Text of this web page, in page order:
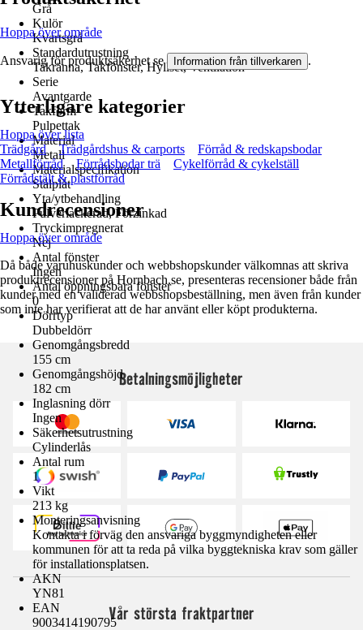
Grå
Kulör
Kvartsgrå
Standardutrustning
Takränna, Takfönster, Hyllset, Ventilation
Serie
Avantgarde
Takform
Pulpettak
Material
Metall
Materialspecifikation
Stålplåt
Yta/ytbehandling
Pulverlackerad, Förzinkad
Tryckimpregnerat
Nej
Antal fönster
Ingen
Antal öppningsbara fönster
0
Dörrtyp
Dubbeldörr
Genomgångsbredd
155 cm
Genomgångshöjd
182 cm
Inglasning dörr
Ingen
Säkerhetsutrustning
Cylinderlås
Antal rum
1
Vikt
213 kg
Monteringsanvisning
Kontakta i förväg den ansvariga byggmyndigheten eller
kommunen för att ta reda på vilka byggtekniska krav som gäller
för installationsplatsen.
AKN
YN81
EAN
9003414190795
Hoppa över område
Ansvarig för produktsäkerhet se Information från tillverkaren .
Ytterligare kategorier
Hoppa över lista
Trädgård
Trädgårdshus & carports
Förråd & redskapsbodar
Metallförråd
Förrådsbodar trä
Cykelförråd & cykelställ
Förrådstält & plastförråd
Kundrecensioner
Hoppa över område
Då både varuhuskunder och webbshopskunder välkomnas att skriva
produktrecensioner på Hornbach.se, presenteras recensioner både från
kunder med en validerad webbshopsbeställning, men även från kunder
som inte har verifierat att de har använt eller köpt produkterna.
Betalningsmöjligheter
Vår största fraktpartner